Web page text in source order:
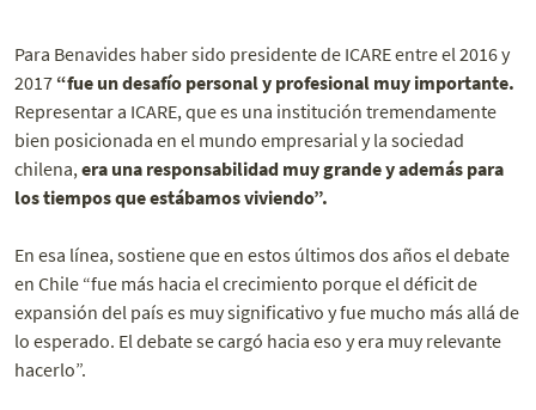
Para Benavides haber sido presidente de ICARE entre el 2016 y
2017 “fue un desafío personal y profesional muy importante.
Representar a ICARE, que es una institución tremendamente
bien posicionada en el mundo empresarial y la sociedad
chilena,era una responsabilidad muy grande y además para
los tiempos que estábamos viviendo”.
En esa línea, sostiene que en estos últimos dos años el debate
en Chile “fue más hacia el crecimiento porque el déficit de
expansión del país es muy significativo y fue mucho más allá de
lo esperado. El debate se cargó hacia eso y era muy relevante
hacerlo”.